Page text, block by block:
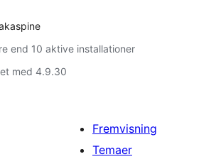
end 10 aktive installationer
med 4.9.30
Fremvisning
Temaer